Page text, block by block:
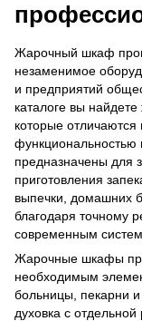
Жарочный шкаф
незаменимое
и предприятий
каталоге вы
которые отличаются
функциональностью
предназначены для
приготовления
выпечки, домашних
благодаря точному
современным
Жарочные шкафы
необходимым
больницы, пекарни и
духовка с